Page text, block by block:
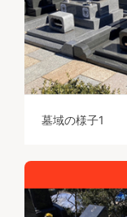
墓域の様子1